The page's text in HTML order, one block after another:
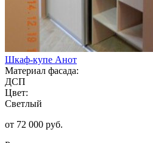
Шкаф-купе Анот
Материал фасада:
ДСП
Цвет:
Светлый
от 72 000 руб.